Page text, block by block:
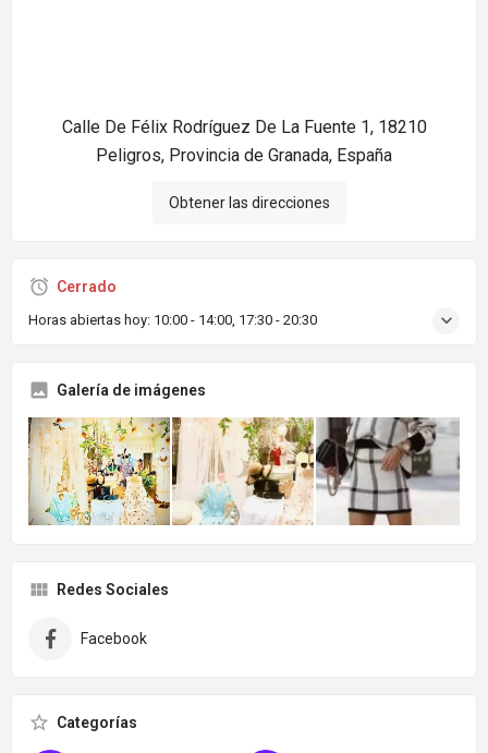
Calle De Félix Rodríguez De La Fuente 1, 18210
Peligros, Provincia de Granada, España
Obtener las direcciones
Cerrado
Horas abiertas hoy: 10:00 - 14:00, 17:30 - 20:30
Galería de imágenes
Redes Sociales
Facebook
Categorías